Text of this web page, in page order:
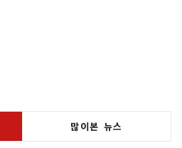
많이본 뉴스